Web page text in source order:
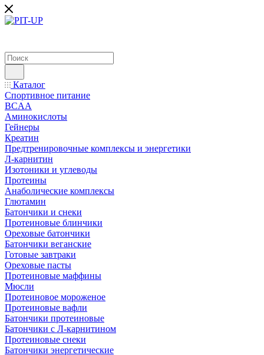
Каталог
Спортивное питание
BCAA
Аминокислоты
Гейнеры
Креатин
Предтренировочные комплексы и энергетики
Л-карнитин
Изотоники и углеводы
Протеины
Анаболические комплексы
Глютамин
Батончики и снеки
Протеиновые блинчики
Ореховые батончики
Батончики веганские
Готовые завтраки
Ореховые пасты
Протеиновые маффины
Мюсли
Протеиновое мороженое
Протеиновые вафли
Батончики протеиновые
Батончики с Л-карнитином
Протеиновые снеки
Батончики энергетические